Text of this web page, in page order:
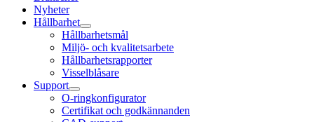
Nyheter
Hållbarhet
Hållbarhetsmål
Miljö- och kvalitetsarbete
Hållbarhetsrapporter
Visselblåsare
Support
O-ringkonfigurator
Certifikat och godkännanden